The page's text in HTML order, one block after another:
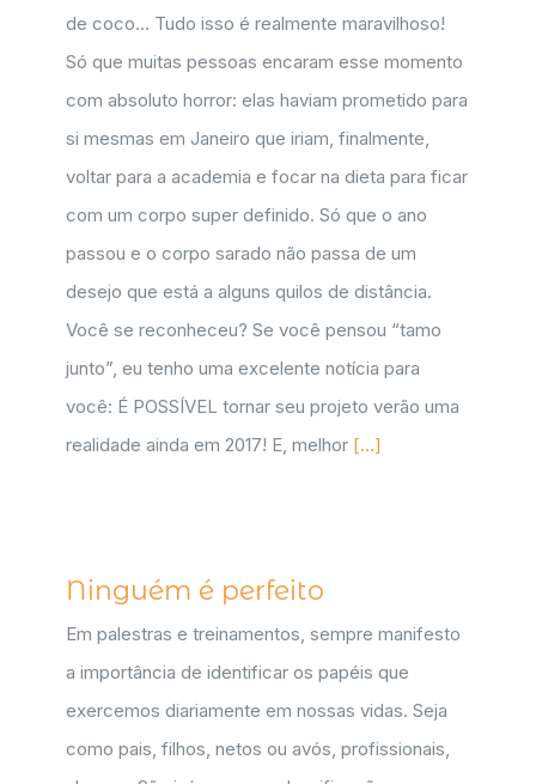
de coco… Tudo isso é realmente maravilhoso!
Só que muitas pessoas encaram esse momento
com absoluto horror: elas haviam prometido para
si mesmas em Janeiro que iriam, finalmente,
voltar para a academia e focar na dieta para ficar
com um corpo super definido. Só que o ano
passou e o corpo sarado não passa de um
desejo que está a alguns quilos de distância.
Você se reconheceu? Se você pensou “tamo
junto”, eu tenho uma excelente notícia para
você: É POSSÍVEL tornar seu projeto verão uma
realidade ainda em 2017! E, melhor [...]
Ninguém é perfeito
Em palestras e treinamentos, sempre manifesto
a importância de identificar os papéis que
exercemos diariamente em nossas vidas. Seja
como pais, filhos, netos ou avós, profissionais,